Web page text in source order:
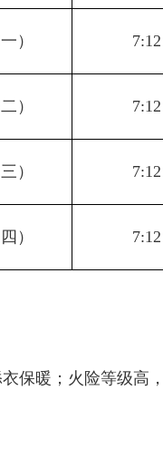
） 7:12
） 7:12
） 7:12
） 7:12
保暖；火险等级高